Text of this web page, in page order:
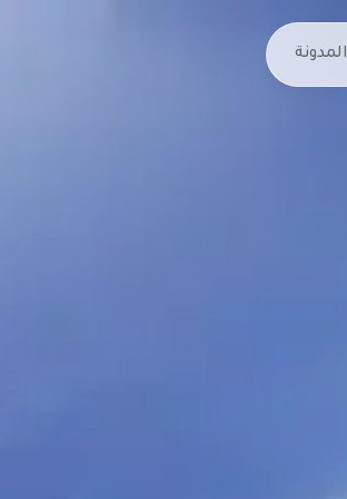
المدونة